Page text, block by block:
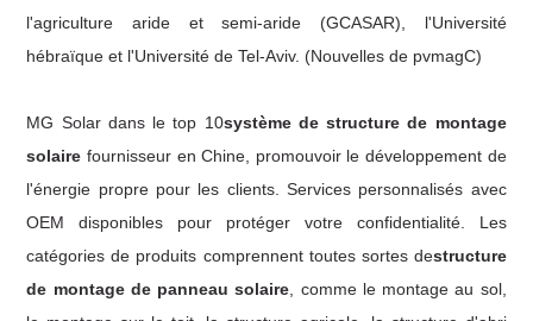
l'agriculture aride et semi-aride (GCASAR), l'Université
hébraïque et l'Université de Tel-Aviv. (Nouvelles de pvmagC)
MG Solar dans le top 10système de structure de montage
solaire fournisseur en Chine, promouvoir le développement de
l'énergie propre pour les clients. Services personnalisés avec
OEM disponibles pour protéger votre confidentialité. Les
catégories de produits comprennent toutes sortes destructure
de montage de panneau solaire , comme le montage au sol,